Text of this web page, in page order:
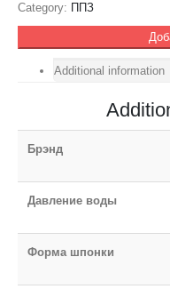
Category: ППЗ
Additional information
Брэнд
Давление воды
Форма шпонки